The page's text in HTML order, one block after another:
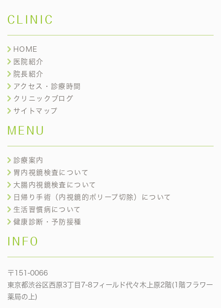
CLINIC
HOME
医院紹介
院長紹介
アクセス・診療時間
クリニックブログ
サイトマップ
MENU
診療案内
胃内視鏡検査について
大腸内視鏡検査について
日帰り手術（内視鏡的ポリープ切除）について
生活習慣病について
健康診断・予防接種
INFO
〒151-0066
東京都渋谷区西原3丁目7-8フィールド代々木上原2階(1階フラワー
薬局の上)